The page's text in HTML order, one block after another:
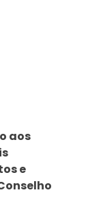
aos
e